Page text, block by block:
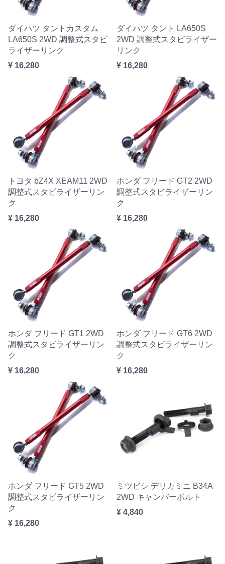
ダイハツ タントカスタム
LA650S 2WD 調整式スタビ
ライザーリンク
¥ 16,280
ダイハツ タント LA650S
2WD 調整式スタビライザー
リンク
¥ 16,280
トヨタ bZ4X XEAM11 2WD
調整式スタビライザーリン
ク
¥ 16,280
ホンダ フリード GT2 2WD
調整式スタビライザーリン
ク
¥ 16,280
ホンダ フリード GT1 2WD
調整式スタビライザーリン
ク
¥ 16,280
ホンダ フリード GT6 2WD
調整式スタビライザーリン
ク
¥ 16,280
ホンダ フリード GT5 2WD
調整式スタビライザーリン
ク
¥ 16,280
ミツビシ デリカミニ B34A
2WD キャンバーボルト
¥ 4,840